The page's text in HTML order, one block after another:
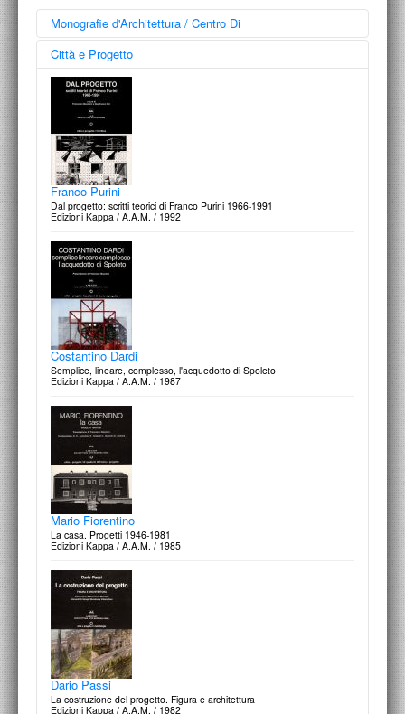
Monografie d'Architettura / Centro Di
Disegni di architettura italiana dal dopoguerra ad oggi
dalla Collezione Francesco Moschini A.A.M. Architettura Arte Moderna
Edizioni Centro Di / 2002
Giorgio Grassi
Progetti e disegni 1960-1980
Edizioni Centro Di / 1984
Massimo Scolari
Acquarelli e disegni 1965-1980
Edizioni Centro Di / 1980
Massimo Scolari
L'architecture de l'incertitude
L’Equerre-Paris / 1981
Città e Progetto
Franco Purini
Dal progetto: scritti teorici di Franco Purini 1966-1991
Edizioni Kappa / A.A.M. / 1992
Costantino Dardi
Semplice, lineare, complesso, l'acquedotto di Spoleto
Edizioni Kappa / A.A.M. / 1987
Mario Fiorentino
La casa. Progetti 1946-1981
Edizioni Kappa / A.A.M. / 1985
Dario Passi
La costruzione del progetto. Figura e architettura
Edizioni Kappa / A.A.M. / 1982